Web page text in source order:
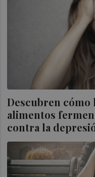
Descubren cómo
alimentos
contra la